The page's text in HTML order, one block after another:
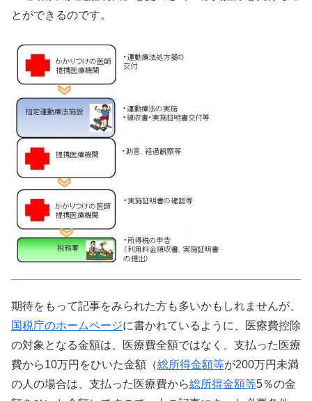
とができるのです。
期待をもって記事をみられた方も多いかもしれませんが、
国税庁のホームページに書かれているように、医療費控除
の対象となる金額は、医療費全額ではなく、支払った医療
費から10万円をひいた金額（総所得金額等が200万円未満
の人の場合は、支払った医療費から総所得金額等5％の金